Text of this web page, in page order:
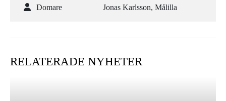
Domare Jonas Karlsson, Målilla
RELATERADE NYHETER